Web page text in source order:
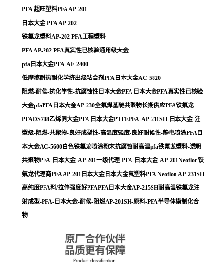
PFA 超旺塑料PFA AP-201
日本大金 PFA AP-202
铁氟龙塑料AP-202 PFA工程塑料
PFA AP-202 PFA真实性已核验通用级大金
pfa日本大金PFA-AF-2400
低摩擦耐热耐化学挤出级粘合剂PFA日本大金AC-5820
阻燃-耐侯-抗化学性-抗腐蚀性日本大金PFA 日本大金PFA真实性已核验
大金pfaPFA日本大金AP-230全氟烯基醚共聚物长期供应PFA铁氟龙
PFADS708乙烯同大金PFA 日本大金PTFEPFA-AP-211SH-日本大金-注
塑级-阻燃-共聚物-良好成型性-高温度强度-良好耐候性-静电喷涂PFA日
本大金AC-5600白色铁氟龙喷涂粉末抗腐蚀耐高温pfa铁氟龙塑料-透明
共聚物PFA-日本大金-AP-201一级代理-PFA-日本大金-AP-201Neoflon铁
氟龙代理商PFA AP-201日本大金日本大金氟塑料PFA Neoflon AP-231SH
高纯度PFA料/拉伸强度好PFAPFA日本大金AP-215SH耐高温铁氟龙注
射成型-PFA-日本大金-耐候-阻燃AP-201SH-原料-PFA半导体模制化合
物